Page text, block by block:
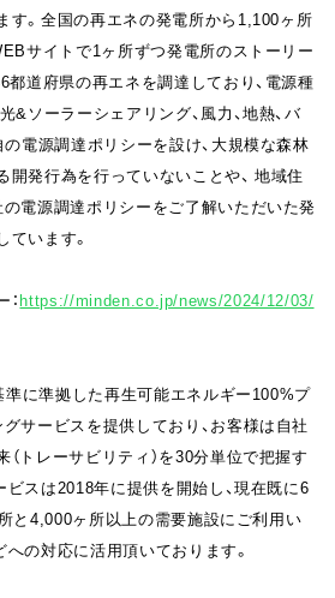
す。全国の再エネの発電所から1,100ヶ所
サイトで1ヶ所ずつ発電所のストーリー
都道府県の再エネを調達しており、電源種
&ソーラーシェアリング、風力、地熱、バ
の電源調達ポリシーを設け、大規模な森林
発行為を行っていないことや、 地域住
の電源調達ポリシーをご了解いただいた発
います。
https://minden.co.jp/news/2024/12/03/
準に準拠した再生可能エネルギー100%プ
サービスを提供しており、お客様は自社
トレーサビリティ）を30分単位で把握す
ビスは2018年に提供を開始し、現在既に6
と4,000ヶ所以上の需要施設にご利用い
の対応に活用頂いております。